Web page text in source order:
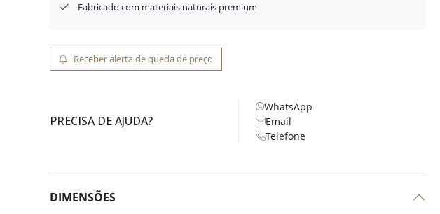
Fabricado com materiais naturais premium
Receber alerta de queda de preço
PRECISA DE AJUDA?
WhatsApp
Email
Telefone
DIMENSÕES